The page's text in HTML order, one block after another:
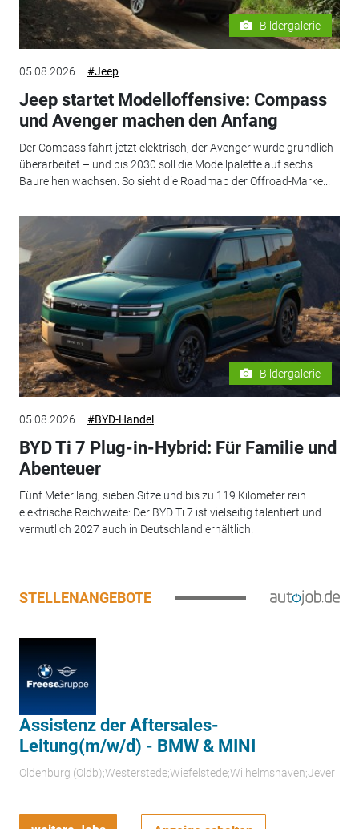
Bildergalerie
05.08.2026 #Jeep
Jeep startet Modelloffensive: Compass
und Avenger machen den Anfang
Der Compass fährt jetzt elektrisch, der Avenger wurde gründlich
überarbeitet – und bis 2030 soll die Modellpalette auf sechs
Baureihen wachsen. So sieht die Roadmap der Offroad-Marke...
Bildergalerie
05.08.2026 #BYD-Handel
BYD Ti 7 Plug-in-Hybrid: Für Familie und
Abenteuer
Fünf Meter lang, sieben Sitze und bis zu 119 Kilometer rein
elektrische Reichweite: Der BYD Ti 7 ist vielseitig talentiert und
vermutlich 2027 auch in Deutschland erhältlich.
STELLENANGEBOTE
Assistenz der Aftersales-
Leitung(m/w/d) - BMW & MINI
Oldenburg (Oldb);Westerstede;Wiefelstede;Wilhelmshaven;Jever